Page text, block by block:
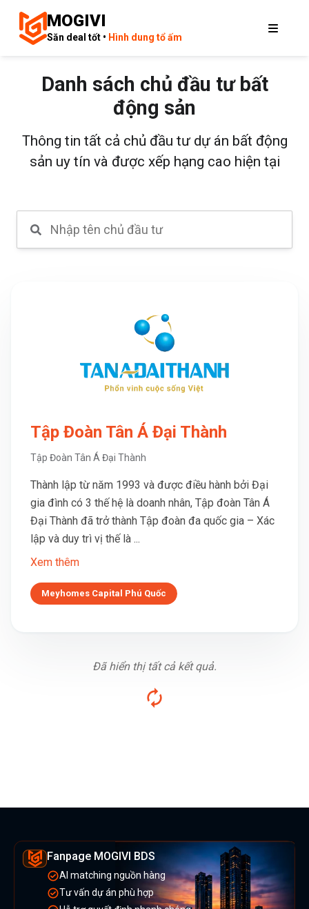
MOGIVI
Săn deal tốt • Hình dung tổ ấm
Danh sách chủ đầu tư bất
động sản
Thông tin tất cả chủ đầu tư dự án bất động
sản uy tín và được xếp hạng cao hiện tại
Tập Đoàn Tân Á Đại Thành
Tập Đoàn Tân Á Đại Thành
Thành lập từ năm 1993 và được điều hành bởi Đại
gia đình có 3 thế hệ là doanh nhân, Tập đoàn Tân Á
Đại Thành đã trở thành Tập đoàn đa quốc gia – Xác
lập và duy trì vị thế là ...
Xem thêm
Meyhomes Capital Phú Quốc
Đã hiển thị tất cả kết quả.
Fanpage MOGIVI BDS
AI matching nguồn hàng
Tư vấn dự án phù hợp